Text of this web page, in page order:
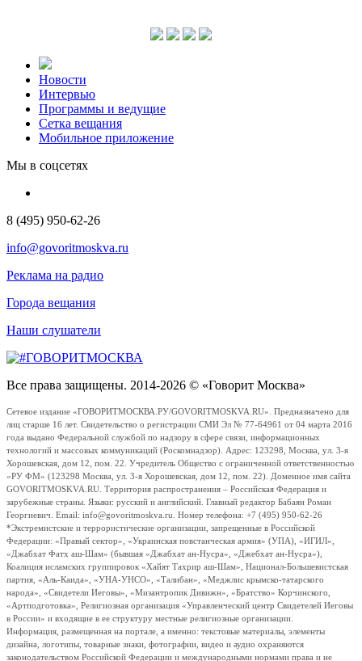
Новости
Интервью
Программы и ведущие
Сетка вещания
Мобильное приложение
Мы в соцсетях
8 (495) 950-62-26
info@govoritmoskva.ru
Реклама на радио
Города вещания
Наши слушатели
Все права защищены. 2014-2026 © «Говорит Москва»
Сетевое издание «ГОВОРИТМОСКВА.РУ/GOVORITMOSKVA.RU». Предназначено для
лиц старше 16 лет. Свидетельство о регистрации СМИ Эл № 77-64961 от 04 марта 2016
года выдано Федеральной службой по надзору в сфере связи, информационных
технологий и массовых коммуникаций (Роскомнадзор). Адрес: 123298, Москва, ул. 3-я
Хорошевская, дом 12, пом. 22. Учредитель Общество с ограниченной ответственностью
«РУ ФМ» (123298 Москва, ул. 3-я Хорошевская, дом 12, пом. 22). Доменное имя сайта
GOVORITMOSKVA.RU. Территория распространения – Российская Федерация и
зарубежные страны. Языки: русский и английский. Главный редактор Бабаян Роман
Георгиевич. Email: info@govoritmoskva.ru. Номер телефона: +7 (495) 950-62-26
*Экстремистские и террористические организации, запрещенные в Российской
Федерации: «Правый сектор», «Украинская повстанческая армия» (УПА), «ИГИЛ»,
«Джабхат Фатх аш-Шам» (бывшая «Джабхат ан-Нусра», «Джебхат ан-Нусра»),
Коалиция исламских группировок «Хайят Тахрир аш-Шам», Национал-Большевистская
партия, «Аль-Каида», «УНА-УНСО», «Талибан», «Меджлис крымско-татарского
народа», «Свидетели Иеговы», «Мизантропик Дивижн», «Братство» Корчинского,
«Артподготовка», Религиозная организация «Управленческий центр Свидетелей Иеговы
в России» и входящие в ее структуру местные религиозные организации.
Информация, размещенная на портале, а именно: текстовые материалы, элементы
дизайна, логотипы, товарные знаки, фотографии, видео и аудио охраняются
законодательством Российской Федерации и международными нормами права и не